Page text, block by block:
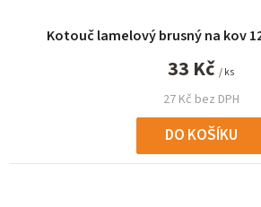
Kotouč lamelový brusný na kov
27 Kč bez DPH
33 Kč / ks
DO KOŠÍKU